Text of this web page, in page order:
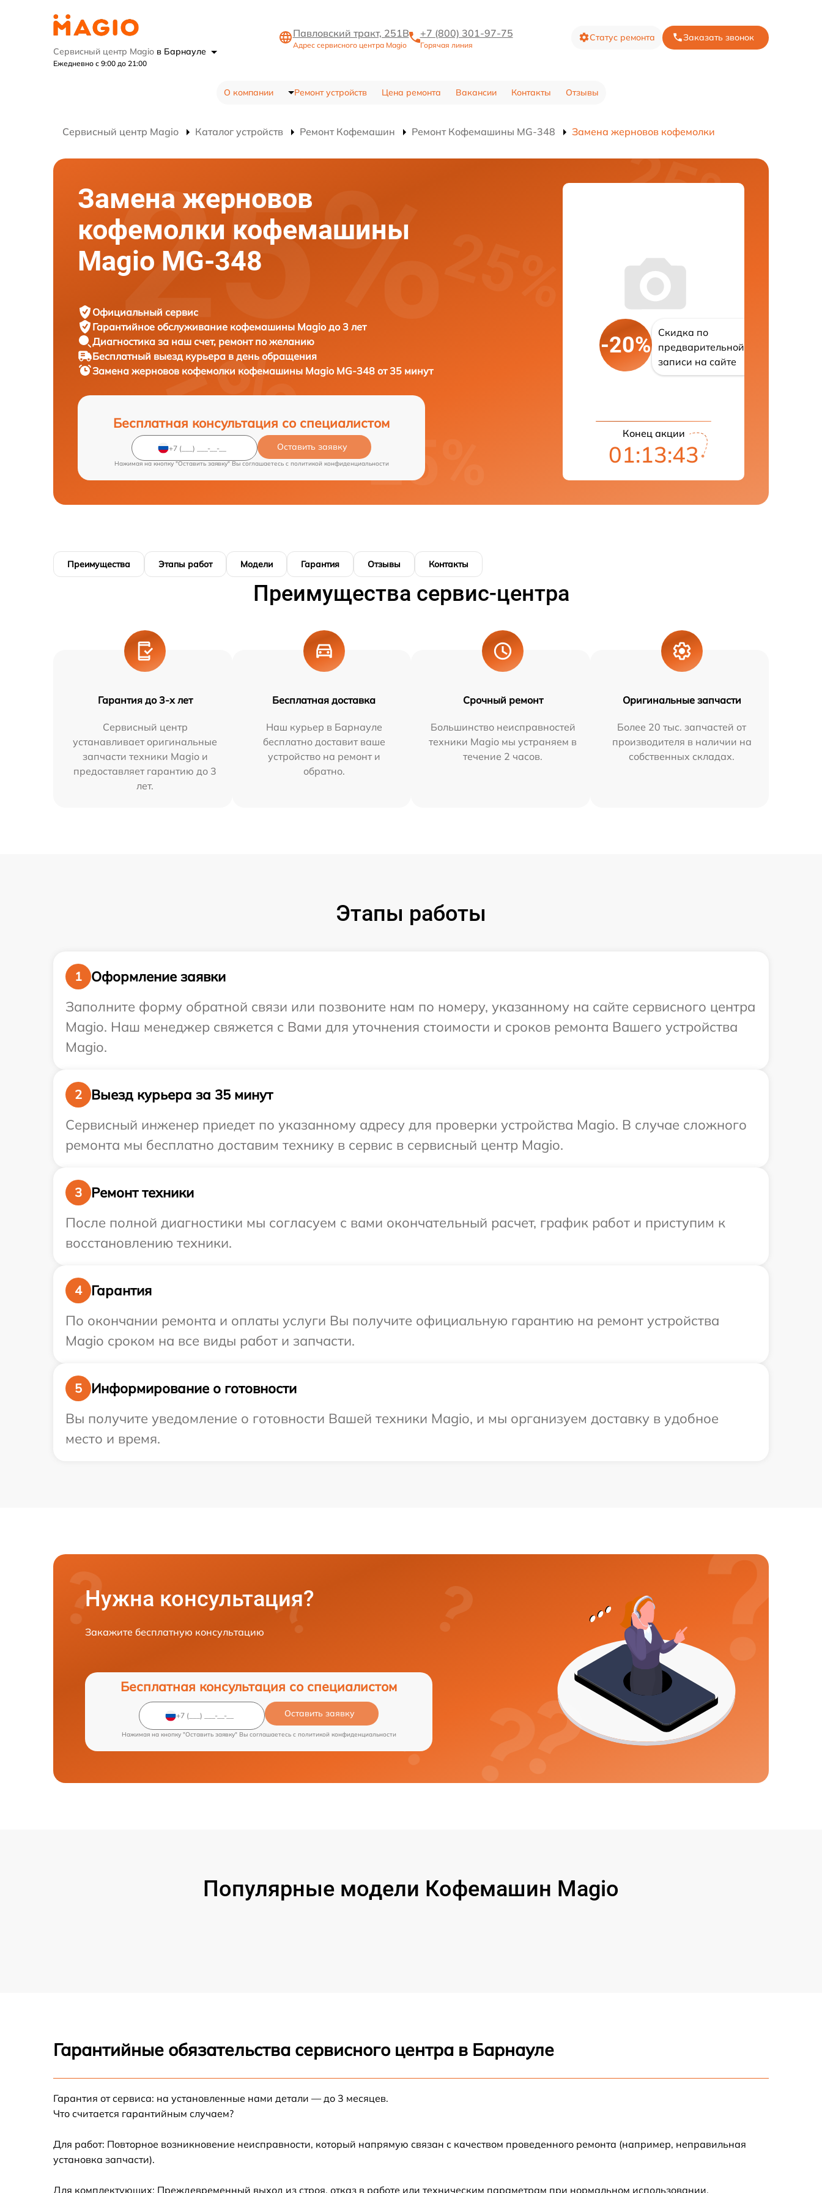
Сервисный центр Magio в Барнауле
Ежедневно с 9:00 до 21:00
Павловский тракт, 251В
Адрес сервисного центра Magio
+7 (800) 301-97-75
Горячая линия
Статус ремонта Заказать звонок
О компании Ремонт устройств Цена ремонта Вакансии Контакты Отзывы
Сервисный центр Magio Каталог устройств Ремонт Кофемашин Ремонт Кофемашины MG-348 Замена жерновов кофемолки
Замена жерновов
кофемолки кофемашины
Magio MG-348
Официальный сервис
Гарантийное обслуживание кофемашины Magio до 3 лет
Диагностика за наш счет, ремонт по желанию
Бесплатный выезд курьера в день обращения
Замена жерновов кофемолки кофемашины Magio MG-348 от 35 минут
Бесплатная консультация со специалистом
Оставить заявку
Нажимая на кнопку "Оставить заявку" Вы соглашаетесь c политикой конфиденциальности
-20%
Скидка по
предварительной
записи на сайте
Конец акции
01:13:43
Преимущества Этапы работ Модели Гарантия Отзывы Контакты
Преимущества сервис-центра
Гарантия до 3-х лет
Сервисный центр
устанавливает оригинальные
запчасти техники Magio и
предоставляет гарантию до 3
лет.
Бесплатная доставка
Наш курьер в Барнауле
бесплатно доставит ваше
устройство на ремонт и
обратно.
Срочный ремонт
Большинство неисправностей
техники Magio мы устраняем в
течение 2 часов.
Оригинальные запчасти
Более 20 тыс. запчастей от
производителя в наличии на
собственных складах.
Этапы работы
1
Оформление заявки
Заполните форму обратной связи или позвоните нам по номеру, указанному на сайте сервисного центра
Magio. Наш менеджер свяжется с Вами для уточнения стоимости и сроков ремонта Вашего устройства
Magio.
2
Выезд курьера за 35 минут
Сервисный инженер приедет по указанному адресу для проверки устройства Magio. В случае сложного
ремонта мы бесплатно доставим технику в сервис в сервисный центр Magio.
3
Ремонт техники
После полной диагностики мы согласуем с вами окончательный расчет, график работ и приступим к
восстановлению техники.
4
Гарантия
По окончании ремонта и оплаты услуги Вы получите официальную гарантию на ремонт устройства
Magio сроком на все виды работ и запчасти.
5
Информирование о готовности
Вы получите уведомление о готовности Вашей техники Magio, и мы организуем доставку в удобное
место и время.
Нужна консультация?
Закажите бесплатную консультацию
Бесплатная консультация со специалистом
Оставить заявку
Нажимая на кнопку "Оставить заявку" Вы соглашаетесь c политикой конфиденциальности
Популярные модели Кофемашин Magio
Гарантийные обязательства сервисного центра в Барнауле
Гарантия от сервиса: на установленные нами детали — до 3 месяцев.
Что считается гарантийным случаем?
Для работ: Повторное возникновение неисправности, который напрямую связан с качеством проведенного ремонта (например, неправильная
установка запчасти).
Для комплектующих: Преждевременный выход из строя, отказ в работе или техническим параметрам при нормальном использовании.